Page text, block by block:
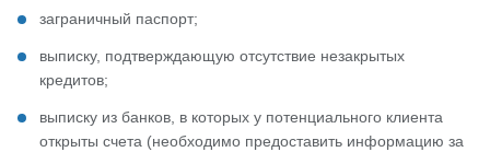
заграничный паспорт;
выписку, подтверждающую отсутствие незакрытых
кредитов;
выписку из банков, в которых у потенциального клиента
открыты счета (необходимо предоставить информацию за